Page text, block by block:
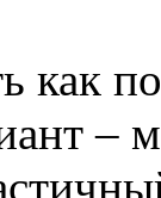
как
–